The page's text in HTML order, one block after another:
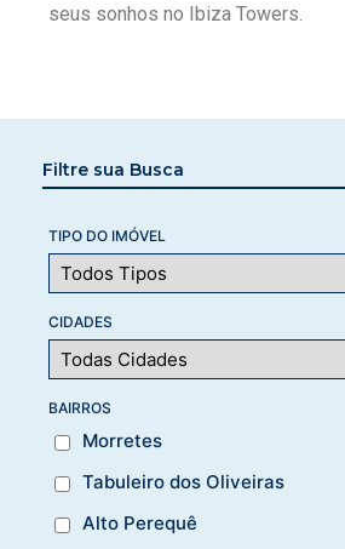
Filtre sua Busca
TIPO DO IMÓVEL
CIDADES
BAIRROS
Morretes
Tabuleiro dos Oliveiras
Alto Perequê
seus sonhos no Ibiza Towers.